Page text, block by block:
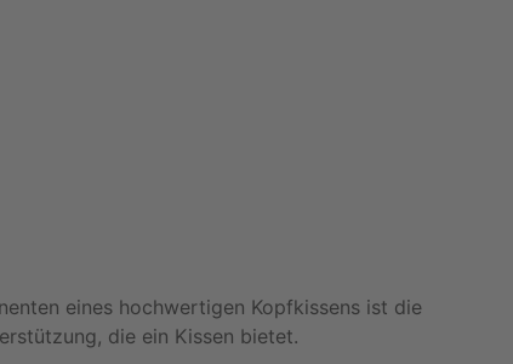
eines hochwertigen Kopfkissens ist die
die ein Kissen bietet.